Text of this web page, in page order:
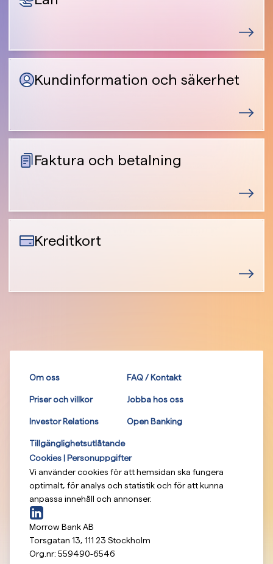
Kundinformation och säkerhet
Faktura och betalning
Kreditkort
Om oss FAQ / Kontakt
Priser och villkor Jobba hos oss
Investor Relations Open Banking
Tillgänglighetsutlåtande
Cookies | Personuppgifter
Vi använder cookies för att hemsidan ska fungera
optimalt, för analys och statistik och för att kunna
anpassa innehåll och annonser.
Morrow Bank AB
Torsgatan 13, 111 23 Stockholm
Org.nr: 559490-6546